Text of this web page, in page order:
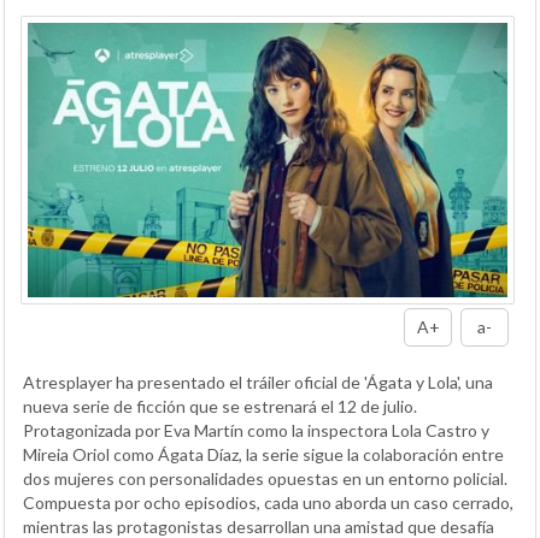
A+ a-
Atresplayer ha presentado el tráiler oficial de 'Ágata y Lola', una
nueva serie de ficción que se estrenará el 12 de julio.
Protagonizada por Eva Martín como la inspectora Lola Castro y
Mireia Oriol como Ágata Díaz, la serie sigue la colaboración entre
dos mujeres con personalidades opuestas en un entorno policial.
Compuesta por ocho episodios, cada uno aborda un caso cerrado,
mientras las protagonistas desarrollan una amistad que desafía